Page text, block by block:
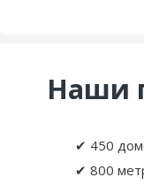
Наши
✔ 450
✔ 800